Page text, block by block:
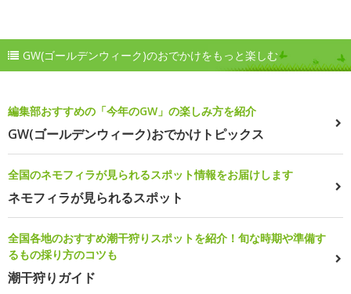
GW(ゴールデンウィーク)のおでかけをもっと楽しむ
編集部おすすめの「今年のGW」の楽しみ方を紹介
GW(ゴールデンウィーク)おでかけトピックス
全国のネモフィラが見られるスポット情報をお届けします
ネモフィラが見られるスポット
全国各地のおすすめ潮干狩りスポットを紹介！旬な時期や準備す
るもの採り方のコツも
潮干狩りガイド